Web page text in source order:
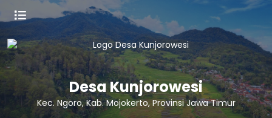
Desa Kunjorowesi
Kec. Ngoro, Kab. Mojokerto, Provinsi Jawa Timur